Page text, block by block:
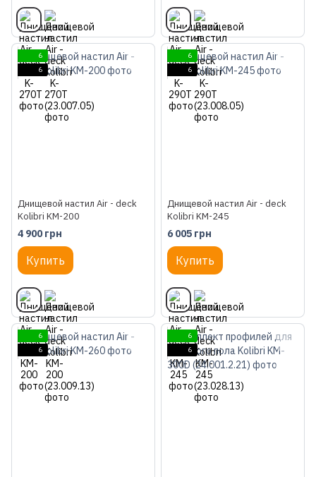
6
6
Днищевой настил Air - deck
Kolibri KM-200
4 900 грн
Купить
6
6
Днищевой настил Air - deck
Kolibri KM-245
6 005 грн
Купить
6
6
6
6